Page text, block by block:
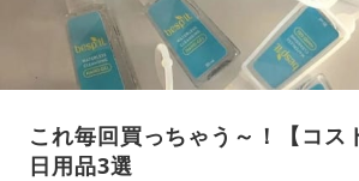
これ毎回買っちゃう～！【コス
日用品3選